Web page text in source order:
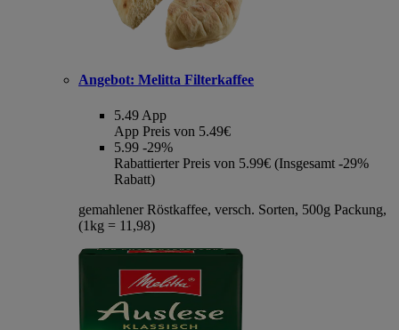
Angebot: Melitta Filterkaffee
5.49 App
App Preis von 5.49€
5.99 -29%
Rabattierter Preis von 5.99€ (Insgesamt -29%
Rabatt)
gemahlener Röstkaffee, versch. Sorten, 500g Packung,
(1kg = 11,98)